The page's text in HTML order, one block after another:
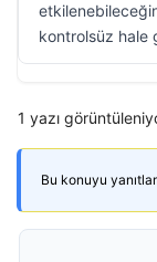
kontrolsüz hale
1 yazı
Bu konuyu